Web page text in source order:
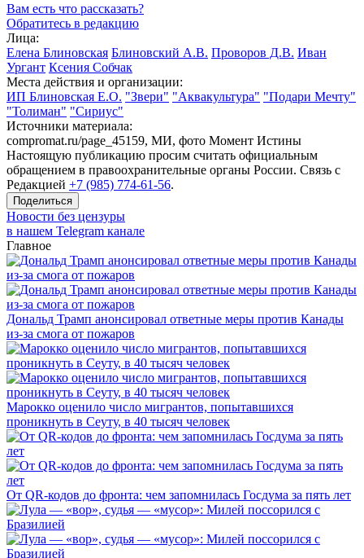
Вам есть что рассказать?
Обратитесь в редакцию
Лица:
Елена Блиновская Блиновский А.В. Проворов Д.В. Иван
Ургант Ксения Собчак
Места действия и организации:
ИП Блиновская Е.О. "Звери" "Аквакультура" "Подари Мечту"
"Толиман" "Сириус"
Источники материала:
compromat.ru/page_45159, МИ, фото Момент Истины
Настоящую публикацию просим считать официальным
обращением в правоохранительные органы России. Связь с
Редакцией +7 (985) 774-61-56.
Поделиться
Новости без цензуры
в нашем Telegram канале
Главное
Дональд Трамп анонсировал ответные меры против Канады
из-за смога от пожаров
Марокко оценило число мигрантов, попытавшихся
проникнуть в Сеуту, в 40 тысяч человек
От QR-кодов до фронта: чем запомнилась Госдума за пять лет